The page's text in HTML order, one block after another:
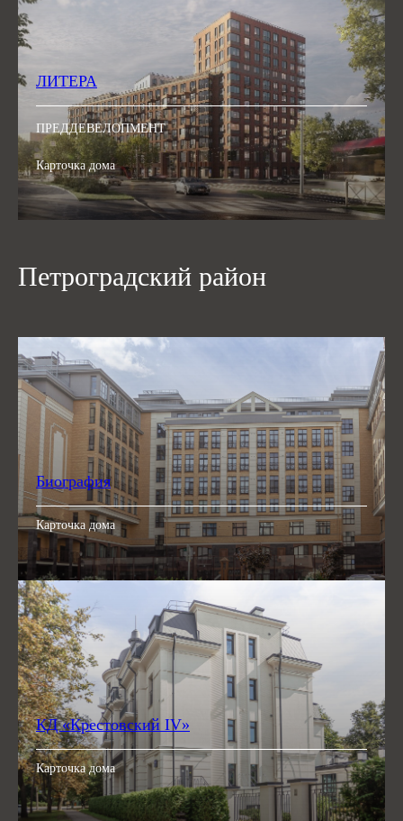
ЛИТЕРА
ПРЕДДЕВЕЛОПМЕНТ
Карточка дома
Петроградский район
Биография
Карточка дома
КД «‎Крестовский IV»
Карточка дома